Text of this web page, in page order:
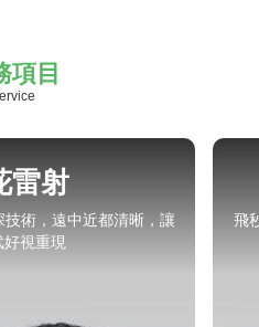
項目
手術
術，安全、快速、精準度
，提升生活品質。
定